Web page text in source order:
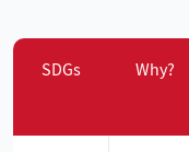
SDGs Why?